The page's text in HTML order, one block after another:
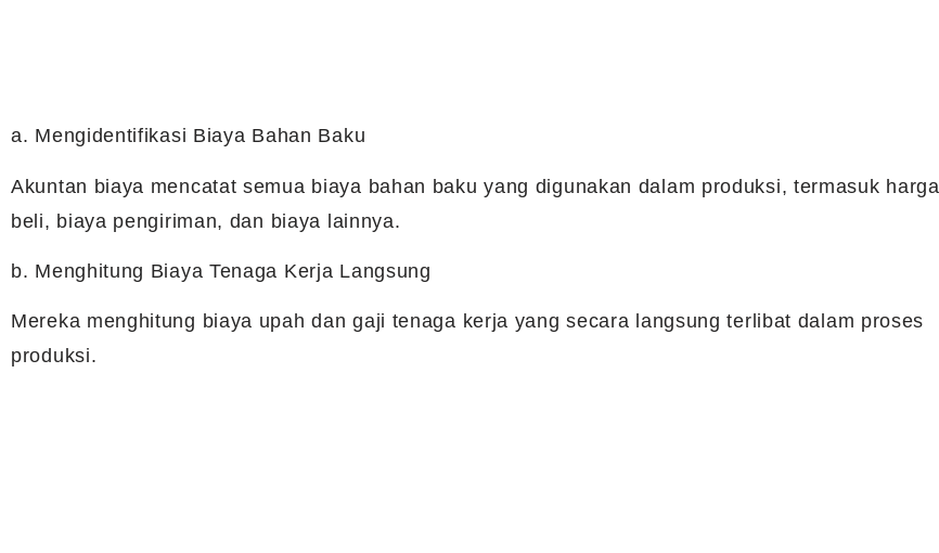
a. Mengidentifikasi Biaya Bahan Baku
Akuntan biaya mencatat semua biaya bahan baku yang digunakan dalam produksi, termasuk harga
beli, biaya pengiriman, dan biaya lainnya.
b. Menghitung Biaya Tenaga Kerja Langsung
Mereka menghitung biaya upah dan gaji tenaga kerja yang secara langsung terlibat dalam proses
produksi.